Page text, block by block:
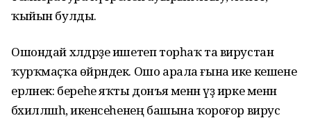
ҡыйын булды.
Ошондай хәлдәрҙе ишетеп торһаҡ та вирустан
ҡурҡмаҫҡа өйрәндек. Ошо арала ғына ике кешене
ерләнек: береһе яҡты донъя менән үҙ ирке менән
бәхилләшһә, икенсеһенең башына ҡороғор вирус